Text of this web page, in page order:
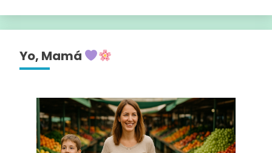
Yo, Mamá